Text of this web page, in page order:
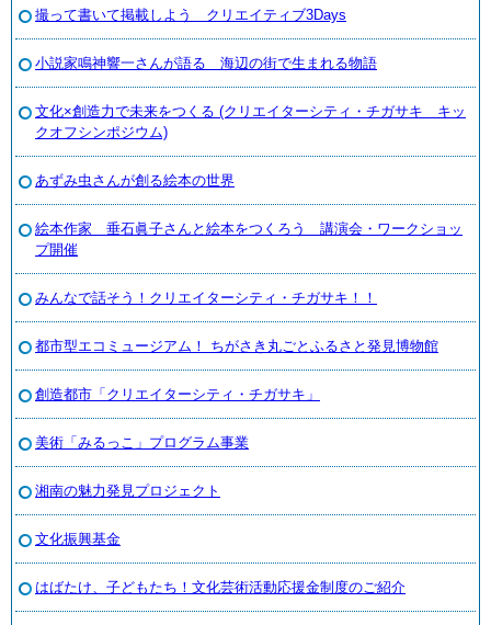
撮って書いて掲載しよう クリエイティブ3Days
小説家鳴神響一さんが語る 海辺の街で生まれる物語
文化×創造力で未来をつくる (クリエイターシティ・チガサキ キッ
クオフシンポジウム)
あずみ虫さんが創る絵本の世界
絵本作家 垂石眞子さんと絵本をつくろう 講演会・ワークショッ
プ開催
みんなで話そう！クリエイターシティ・チガサキ！！
都市型エコミュージアム！ ちがさき丸ごとふるさと発見博物館
創造都市「クリエイターシティ・チガサキ」
美術「みるっこ」プログラム事業
湘南の魅力発見プロジェクト
文化振興基金
はばたけ、子どもたち！文化芸術活動応援金制度のご紹介